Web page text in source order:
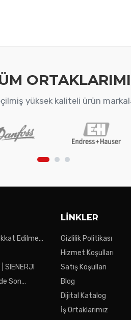
yüksek kaliteli ürün
Edilmesi
Son
LINKLER
Gizlilik Politikası
Hizmet Koşulları
Satış Koşulları
Blog
Dijital Katalog
İş Ortaklarımız